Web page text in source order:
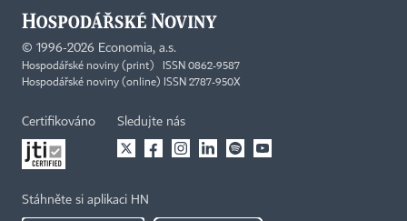
© 1996-2026 Economia, a.s.
Hospodářské noviny (print) ISSN 0862-9587
Hospodářské noviny (online) ISSN 2787-950X
Certifikováno Sledujte nás
Stáhněte si aplikaci HN